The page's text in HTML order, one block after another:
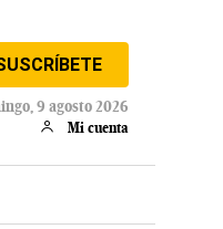
9 agosto 2026
Mi cuenta